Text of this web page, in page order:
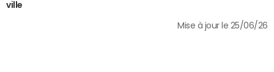
ville
Mise à jour le 25/06/26